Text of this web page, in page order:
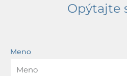
Opýtajte
Meno